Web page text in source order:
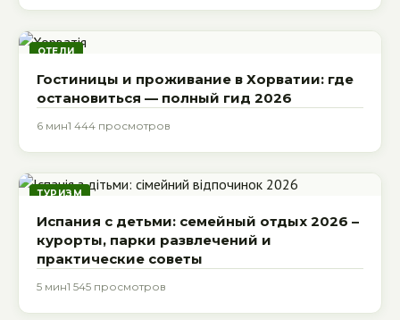
ОТЕЛИ
Гостиницы и проживание в Хорватии: где
остановиться — полный гид 2026
6 мин1 444 просмотров
ТУРИЗМ
Испания с детьми: семейный отдых 2026 –
курорты, парки развлечений и
практические советы
5 мин1 545 просмотров